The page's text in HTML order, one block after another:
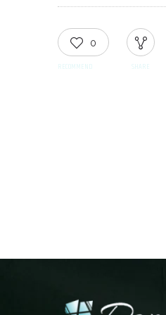
0
RECOMMEND SHARE